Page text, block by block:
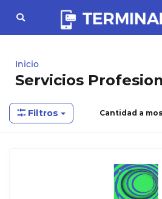
Toggle
navigation
Inicio
Servicios
Filtros Cantidad a